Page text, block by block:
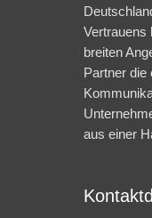
Vertrauens
breiten
Partner die
aus einer